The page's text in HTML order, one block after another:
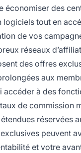
économiser des
logiciels tout en
de vos
réseaux
des offres
aux
accéder à des
de commission
réservées
peuvent
et votre